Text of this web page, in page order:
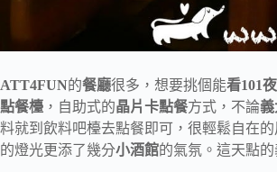
ATT4FUN的餐廳很多，想要挑個能看101
點餐檯 ，自助式的晶片卡點餐方式，不論義
料就到飲料吧檯去點餐即可，很輕鬆自在
的燈光更添了幾分小酒館的氣氛。這天點